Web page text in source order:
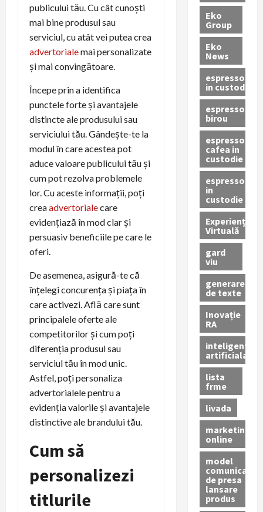
publicului tău. Cu cât cunoști
mai bine produsul sau
serviciul, cu atât vei putea crea
advertorialemai personalizate
și mai convingătoare.
Începe prin a identifica
punctele forte și avantajele
distincte ale produsului sau
serviciului tău. Gândește-te la
modul în care acestea pot
aduce valoare publicului tău și
cum pot rezolva problemele
lor. Cu aceste informații, poți
creaadvertorialecare
evidențiază în mod clar și
persuasiv beneficiile pe care le
oferi.
De asemenea, asigură-te că
înțelegi concurența și piața în
care activezi. Află care sunt
principalele oferte ale
competitorilor și cum poți
diferenția produsul sau
serviciul tău în mod unic.
Astfel, poți personaliza
advertorialele pentru a
evidenția valorile și avantajele
distinctive ale brandului tău.
Cum să
personalizezi
titlurile
Eko
Group
Eko
News
espressoare
in custodie
espressor
birou
espressor
cafea in
custodie
espressor
in
custodie
Experiență
Virtuală
gard
viu
generare
de texte
Inovație
RA
inteligenta
artificiala
lista
frme
livada
marketing
online
model
comunicat
de presa
lansare
produs